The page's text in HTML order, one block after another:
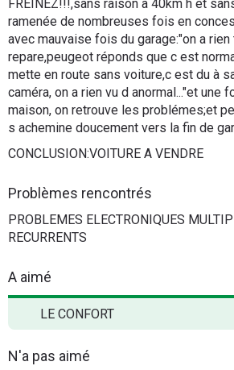
FREINEZ!!!,sans raison à 40km h et
ramenée de nombreuses fois en
avec mauvaise fois du garage:"on a rien
repare,peugeot réponds que c est
mette en route sans voiture,c est du à
caméra, on a rien vu d anormal..."et une
maison, on retrouve les problémes;et
s achemine doucement vers la fin de
CONCLUSION:VOITURE A VENDRE
Problèmes rencontrés
PROBLEMES ELECTRONIQUES
RECURRENTS
A aimé
LE CONFORT
N'a pas aimé